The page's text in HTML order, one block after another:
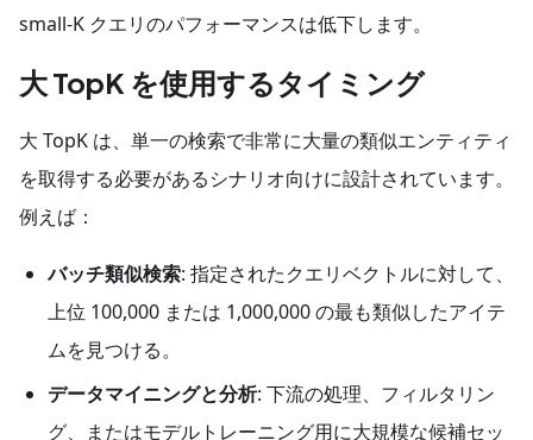
small-K クエリのパフォーマンスは低下します。
大 TopK を使用するタイミング
大 TopK は、単一の検索で非常に大量の類似エンティティ
を取得する必要があるシナリオ向けに設計されています。
例えば：
バッチ類似検索: 指定されたクエリベクトルに対して、
上位 100,000 または 1,000,000 の最も類似したアイテ
ムを見つける。
データマイニングと分析: 下流の処理、フィルタリン
グ、またはモデルトレーニング用に大規模な候補セッ